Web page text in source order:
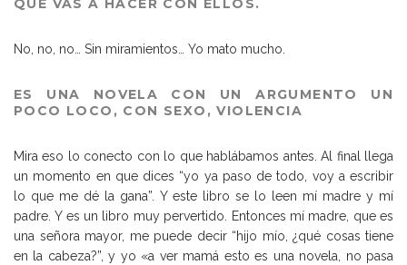
QUÉ VAS A HACER CON ELLOS.
No, no, no… Sin miramientos… Yo mato mucho.
ES UNA NOVELA CON UN ARGUMENTO UN
POCO LOCO, CON SEXO, VIOLENCIA
Mira eso lo conecto con lo que hablábamos antes. Al final llega
un momento en que dices “yo ya paso de todo, voy a escribir
lo que me dé la gana”. Y este libro se lo leen mí madre y mí
padre. Y es un libro muy pervertido. Entonces mí madre, que es
una señora mayor, me puede decir “hijo mío, ¿qué cosas tiene
en la cabeza?”, y yo «a ver mamá esto es una novela, no pasa